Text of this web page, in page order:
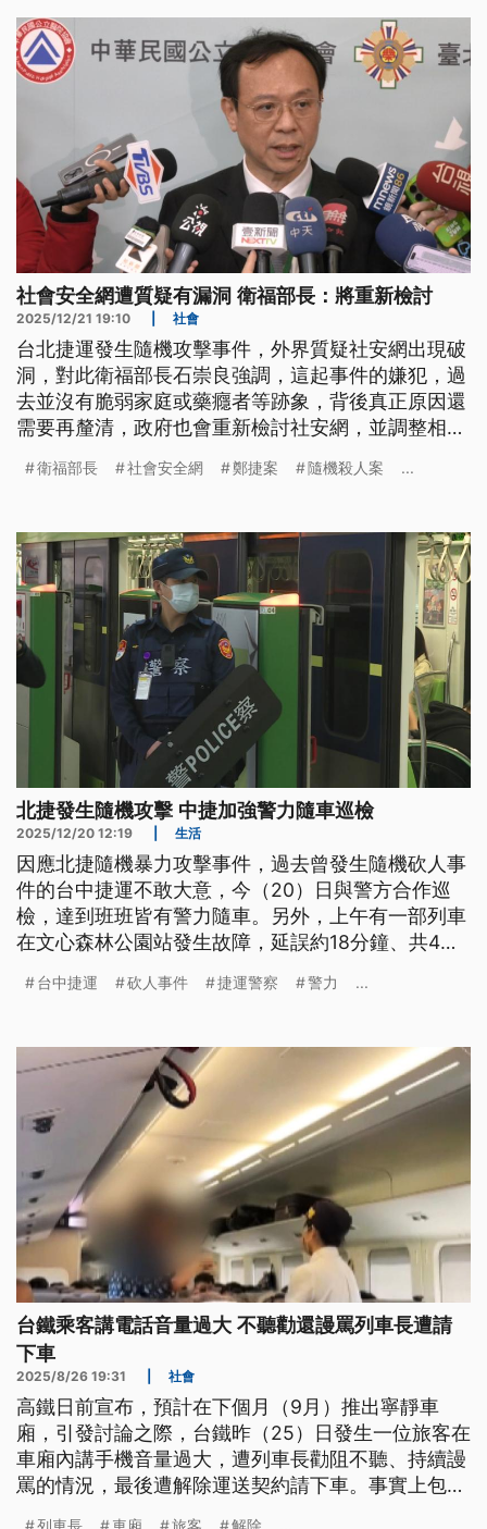
社會安全網遭質疑有漏洞 衛福部長：將重新檢討
2025/12/21 19:10 社會
台北捷運發生隨機攻擊事件，外界質疑社安網出現破
洞，對此衛福部長石崇良強調，這起事件的嫌犯，過
去並沒有脆弱家庭或藥癮者等跡象，背後真正原因還
需要再釐清，政府也會重新檢討社安網，並調整相關
衛福部長 社會安全網 鄭捷案 隨機殺人案 ...
北捷發生隨機攻擊 中捷加強警力隨車巡檢
2025/12/20 12:19 生活
因應北捷隨機暴力攻擊事件，過去曾發生隨機砍人事
件的台中捷運不敢大意，今（20）日與警方合作巡
檢，達到班班皆有警力隨車。另外，上午有一部列車
在文心森林公園站發生故障，延誤約18分鐘、共4個
可以辦理退費。
台中捷運 砍人事件 捷運警察 警力 ...
台鐵乘客講電話音量過大 不聽勸還謾罵列車長遭請
下車
2025/8/26 19:31 社會
高鐵日前宣布，預計在下個月（9月）推出寧靜車
廂，引發討論之際，台鐵昨（25）日發生一位旅客在
車廂內講手機音量過大，遭列車長勸阻不聽、持續謾
罵的情況，最後遭解除運送契約請下車。事實上包括